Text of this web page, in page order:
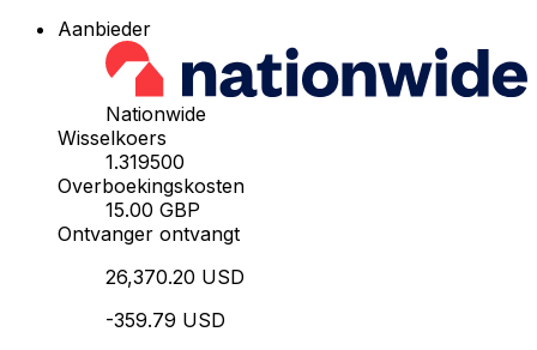
Aanbieder
Nationwide
Wisselkoers
1.319500
Overboekingskosten
15.00 GBP
Ontvanger ontvangt
26,370.20 USD
-359.79 USD